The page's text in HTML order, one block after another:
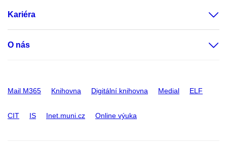
Kariéra
O nás
Mail M365 Knihovna Digitální knihovna Medial ELF
CIT IS Inet.muni.cz Online výuka